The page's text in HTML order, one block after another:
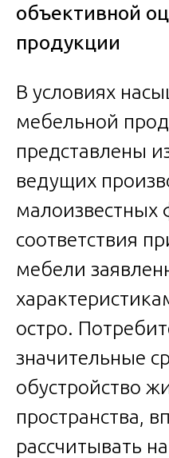
объективной
продукции
В условиях
мебельной
представлены
ведущих
малоизвестных
соответствия
мебели
остро.
значительные
обустройство
пространства,
рассчитывать